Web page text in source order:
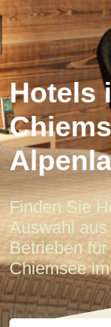
Hotels
Finden Sie
Auswahl
Betrieben
Chiemsee